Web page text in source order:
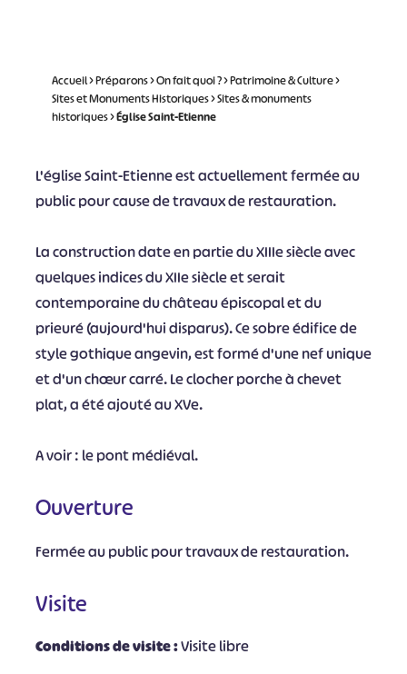
Accueil>Préparons>On fait quoi ?>Patrimoine & Culture>
Sites et Monuments Historiques>Sites & monuments
historiques>Église Saint-Etienne
L'église Saint-Etienne est actuellement fermée au
public pour cause de travaux de restauration.
La construction date en partie du XIIIe siècle avec
quelques indices du XIIe siècle et serait
contemporaine du château épiscopal et du
prieuré (aujourd'hui disparus). Ce sobre édifice de
style gothique angevin, est formé d'une nef unique
et d'un chœur carré. Le clocher porche à chevet
plat, a été ajouté au XVe.
A voir : le pont médiéval.
Ouverture
Fermée au public pour travaux de restauration.
Visite
Conditions de visite :Visite libre